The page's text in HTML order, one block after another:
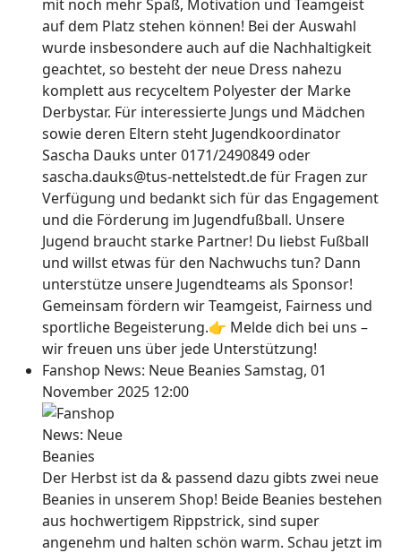
mit noch mehr Spaß, Motivation und Teamgeist
auf dem Platz stehen können! Bei der Auswahl
wurde insbesondere auch auf die Nachhaltigkeit
geachtet, so besteht der neue Dress nahezu
komplett aus recyceltem Polyester der Marke
Derbystar. Für interessierte Jungs und Mädchen
sowie deren Eltern steht Jugendkoordinator
Sascha Dauks unter 0171/2490849 oder
sascha.dauks@tus-nettelstedt.de für Fragen zur
Verfügung und bedankt sich für das Engagement
und die Förderung im Jugendfußball. Unsere
Jugend braucht starke Partner! Du liebst Fußball
und willst etwas für den Nachwuchs tun? Dann
unterstütze unsere Jugendteams als Sponsor!
Gemeinsam fördern wir Teamgeist, Fairness und
sportliche Begeisterung.👉 Melde dich bei uns –
wir freuen uns über jede Unterstützung!
Fanshop News: Neue Beanies Samstag, 01
November 2025 12:00
Der Herbst ist da & passend dazu gibts zwei neue
Beanies in unserem Shop! Beide Beanies bestehen
aus hochwertigem Rippstrick, sind super
angenehm und halten schön warm. Schau jetzt im